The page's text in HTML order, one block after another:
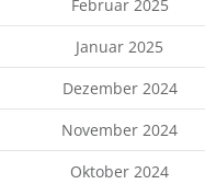
Februar 2025
Januar 2025
Dezember 2024
November 2024
Oktober 2024